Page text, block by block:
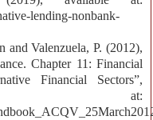
lending-nonbank-
and Valenzuela, P. (2012),
Chapter 11: Financial
Financial Sectors”,
at: